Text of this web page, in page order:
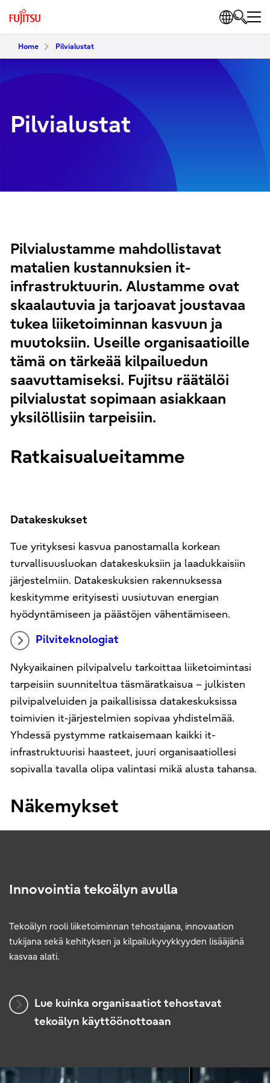
Home Pilvialustat
Pilvialustat
Pilvialustamme mahdollistavat
matalien kustannuksien it-
infrastruktuurin. Alustamme ovat
skaalautuvia ja tarjoavat joustavaa
tukea liiketoiminnan kasvuun ja
muutoksiin. Useille organisaatioille
tämä on tärkeää kilpailuedun
saavuttamiseksi. Fujitsu räätälöi
pilvialustat sopimaan asiakkaan
yksilöllisiin tarpeisiin.
Ratkaisualueitamme
Datakeskukset
Tue yrityksesi kasvua panostamalla korkean
turvallisuusluokan datakeskuksiin ja laadukkaisiin
järjestelmiin. Datakeskuksien rakennuksessa
keskitymme erityisesti uusiutuvan energian
hyödyntämiseen ja päästöjen vähentämiseen.
Pilviteknologiat
Nykyaikainen pilvipalvelu tarkoittaa liiketoimintasi
tarpeisiin suunniteltua täsmäratkaisua – julkisten
pilvipalveluiden ja paikallisissa datakeskuksissa
toimivien it-järjestelmien sopivaa yhdistelmää.
Yhdessä pystymme ratkaisemaan kaikki it-
infrastruktuurisi haasteet, juuri organisaatiollesi
sopivalla tavalla olipa valintasi mikä alusta tahansa.
Näkemykset
Innovointia tekoälyn avulla
Tekoälyn rooli liiketoiminnan tehostajana, innovaation
tukijana sekä kehityksen ja kilpailukyvykkyyden lisääjänä
kasvaa alati.
Lue kuinka organisaatiot tehostavat
tekoälyn käyttöönottoaan